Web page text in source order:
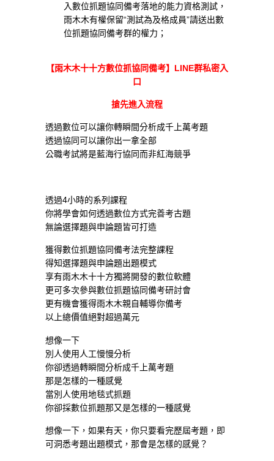
入數位抓題協同備考落地的能力資格測試，
雨木木有權保留“測試為及格成員”請送出數
位抓題協同備考群的權力；
【雨木木十十方數位抓協同備考】 LINE群私密入
口
搶先進入流程
透過數位可以讓你轉瞬間分析成千上萬考題
透過協同可以讓你出一拿全部
公職考試將是藍海行協同而非紅海競爭
透過4小時的系列課程
你將學會如何透過數位方式完善考古題
無論選擇題與申論題皆可打造
獲得數位抓題協同備考法完整課程
得知選擇題與申論題出題模式
享有雨木木十十方獨將開發的數位軟體
更可多次參與數位抓題協同備考研討會
更有機會獲得雨木木親自輔導你備考
以上總價值絕對超過萬元
想像一下
別人使用人工慢慢分析
你卻透過轉瞬間分析成千上萬考題
那是怎樣的一種感覺
當別人使用地毯式抓題
你卻採數位抓題那又是怎樣的一種感覺
想像一下，如果有天，你只要看完歷屆考題，即
可洞悉考題出題模式，那會是怎樣的感覺？